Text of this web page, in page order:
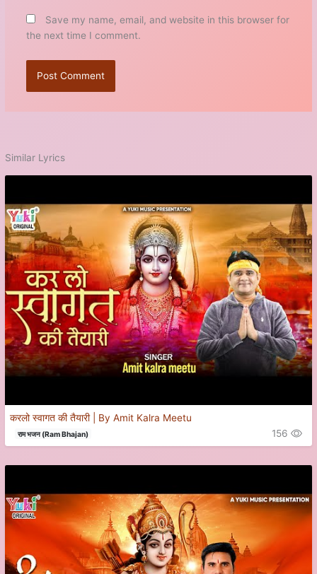
Save my name, email, and website in this browser for
the next time I comment.
Similar Lyrics
करलो स्वागत की तैयारी | By Amit Kalra Meetu
राम भजन (Ram Bhajan) 156